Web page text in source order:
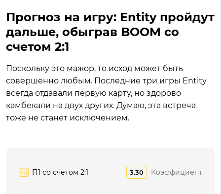
Прогноз на игру: Entity пройдут
дальше, обыграв BOOM со
счетом 2:1
Поскольку это мажор, то исход может быть
совершенно любым. Последние три игры Entity
всегда отдавали первую карту, но здорово
камбекали на двух других. Думаю, эта встреча
тоже не станет исключением.
П1 со счетом 2:1 3.30 Коэффициент